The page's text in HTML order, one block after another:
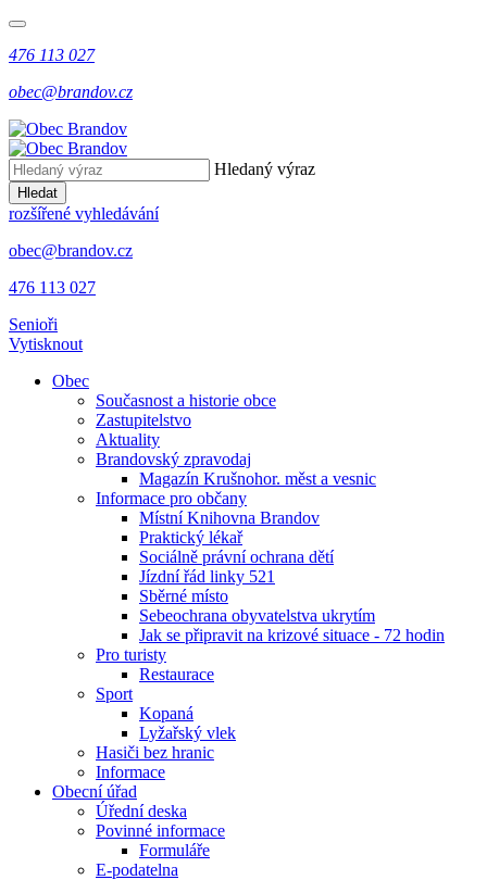
476 113 027
obec@brandov.cz
Hledaný výraz
Hledat
rozšířené vyhledávání
obec@brandov.cz
476 113 027
Senioři
Vytisknout
Obec
Současnost a historie obce
Zastupitelstvo
Aktuality
Brandovský zpravodaj
Magazín Krušnohor. měst a vesnic
Informace pro občany
Místní Knihovna Brandov
Praktický lékař
Sociálně právní ochrana dětí
Jízdní řád linky 521
Sběrné místo
Sebeochrana obyvatelstva ukrytím
Jak se připravit na krizové situace - 72 hodin
Pro turisty
Restaurace
Sport
Kopaná
Lyžařský vlek
Hasiči bez hranic
Informace
Obecní úřad
Úřední deska
Povinné informace
Formuláře
E-podatelna